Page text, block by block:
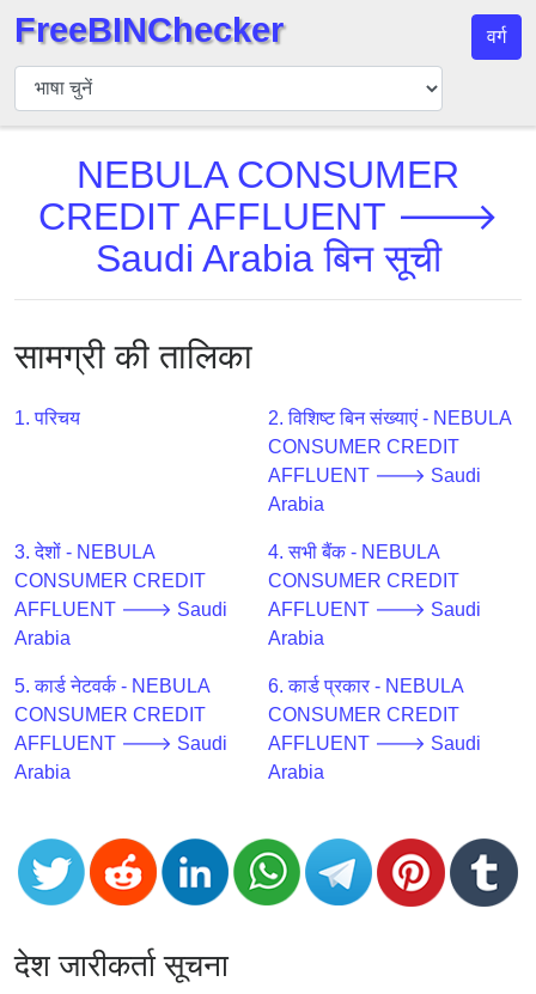
बिन
चेकर
बिन
एपीआई
BIN
Generator
BIN
CC
Generator
from
Banks
Credit
Card
Validator
Generator
Random
Credit
Card
Generator
FreeBINChecker वर्ग
NEBULA CONSUMER
CREDIT AFFLUENT 🡒
Saudi Arabia बिन सूची
सामग्री की तालिका
1. परिचय
2. विशिष्ट बिन संख्याएं - NEBULA
CONSUMER CREDIT
AFFLUENT 🡒 Saudi
Arabia
3. देशों - NEBULA
CONSUMER CREDIT
AFFLUENT 🡒 Saudi
Arabia
4. सभी बैंक - NEBULA
CONSUMER CREDIT
AFFLUENT 🡒 Saudi
Arabia
5. कार्ड नेटवर्क - NEBULA
CONSUMER CREDIT
AFFLUENT 🡒 Saudi
Arabia
6. कार्ड प्रकार - NEBULA
CONSUMER CREDIT
AFFLUENT 🡒 Saudi
Arabia
देश जारीकर्ता सूचना